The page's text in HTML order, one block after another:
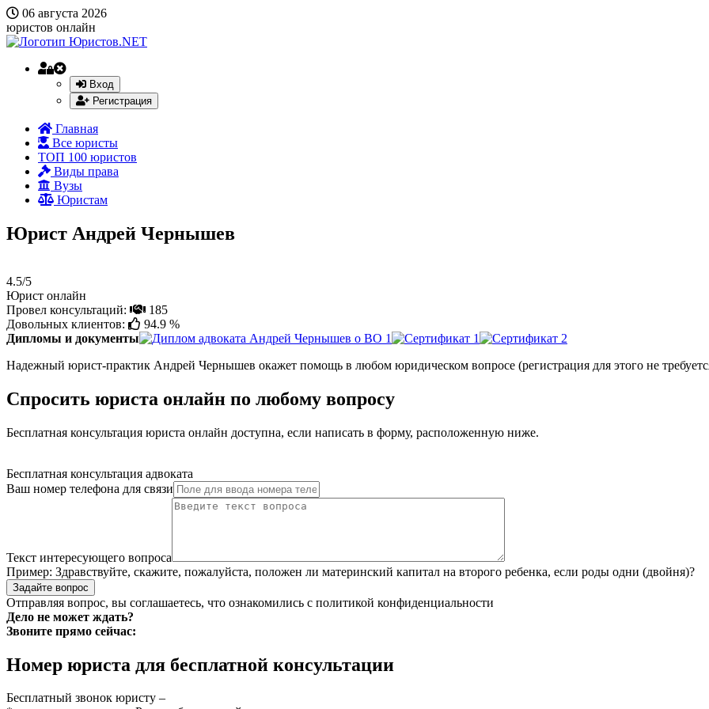
06 августа 2026
юристов онлайн
Вход
Регистрация
Главная
Все юристы
ТОП 100 юристов
Виды права
Вузы
Юристам
Юрист Андрей Чернышев
4.5/5
Юрист онлайн
Провел консультаций:
185
Довольных клиентов:
94.9 %
Дипломы и документы
Надежный юрист-практик Андрей Чернышев окажет помощь в любом юридическом вопросе (регистрация для этого не
Спросить юриста онлайн по любому вопросу
Бесплатная консультация юриста онлайн доступна, если написать в форму, расположенную ниже.
Бесплатная консультация адвоката
Ваш номер телефона для связи
Текст интересующего вопроса
Пример: Здравствуйте, скажите, пожалуйста, положен ли материнский капитал на второго ребенка, если роды одни (двойня)?
Задайте вопрос
Отправляя вопрос, вы соглашаетесь, что ознакомились с политикой конфиденциальности
Дело не может ждать?
Звоните прямо сейчас:
Номер юриста для бесплатной консультации
Бесплатный звонок юристу –